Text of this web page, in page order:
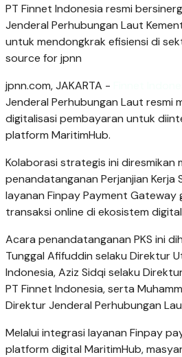
PT Finnet Indonesia resmi
Jenderal Perhubungan Laut
untuk mendongkrak efisiensi di
source for jpnn
jpnn.com, JAKARTA -
Jenderal Perhubungan Laut resmi
digitalisasi pembayaran untuk
platform MaritimHub.
Kolaborasi strategis ini diresmikan
penandatanganan Perjanjian Kerja
layanan Finpay Payment Gateway
transaksi online di ekosistem
Acara penandatanganan PKS ini
Tunggal Afifuddin selaku Direktur
Indonesia, Aziz Sidqi selaku
PT Finnet Indonesia, serta
Direktur Jenderal Perhubungan
Melalui integrasi layanan Finpay
platform digital MaritimHub,